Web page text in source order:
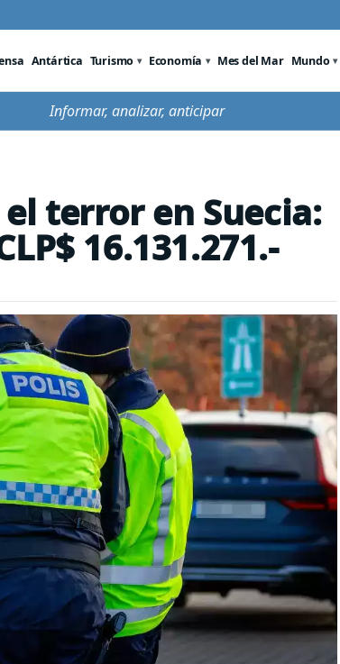
Antártica Turismo Economía Mes del Mar Mundo
Informar, analizar, anticipar
terror en Suecia:
16.131.271.-